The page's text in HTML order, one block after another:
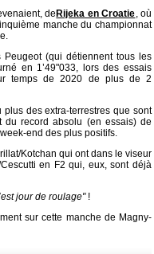
de Rijeka en Croatie, où
manche du championnat
(qui détiennent tous les
en 1’49"033, lors des essais
temps de 2020 de plus de 2
des extra-terrestres que sont
du record absolu (en essais) de
end des plus positifs.
Kotchan qui ont dans le viseur
en F2 qui, eux, sont déjà
jour de roulage"!
sur cette manche de Magny-